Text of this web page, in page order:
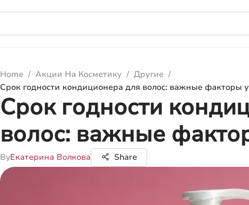
Home / Акции На Косметику / Другие /
Срок годности кондиционера для волос: важные факторы
Срок годности
волос: важные
ByЕкатерина Волкова Share